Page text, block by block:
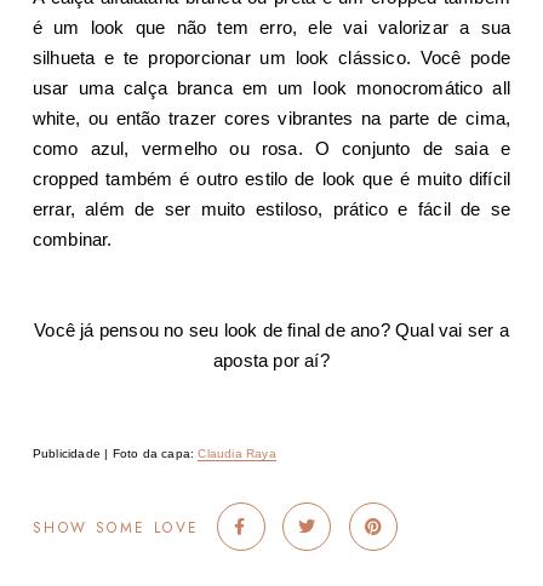
é um look que não tem erro, ele vai valorizar a sua
silhueta e te proporcionar um look clássico. Você pode
usar uma calça branca em um look monocromático all
white, ou então trazer cores vibrantes na parte de cima,
como azul, vermelho ou rosa. O conjunto de saia e
cropped também é outro estilo de look que é muito difícil
errar, além de ser muito estiloso, prático e fácil de se
combinar.
Você já pensou no seu look de final de ano? Qual vai ser a
aposta por aí?
Publicidade | Foto da capa:Claudia Raya
SHOW SOME LOVE